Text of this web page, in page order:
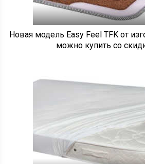
Новая модель Easy Feel TFK от
можно купить со